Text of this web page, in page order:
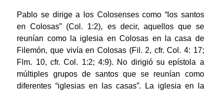
Pablo se dirige a los Colosenses como “los santos
en Colosas” (Col. 1:2), es decir, aquellos que se
reunían como la iglesia en Colosas en la casa de
Filemón, que vivía en Colosas (Fil. 2, cfr. Col. 4: 17;
Flm. 10, cfr. Col. 1:2; 4:9). No dirigió su epístola a
múltiples grupos de santos que se reunían como
diferentes “iglesias en las casas”. La iglesia en la